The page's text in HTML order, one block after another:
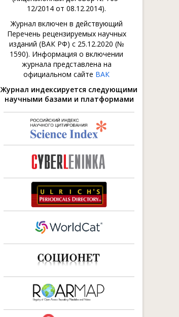
12/2014 от 08.12.2014).
Журнал включен в действующий
Перечень рецензируемых научных
изданий (ВАК РФ) с 25.12.2020 (№
1590). Информация о включении
журнала представлена на
официальном сайте ВАК
Журнал индексируется следующими
научными базами и платформами